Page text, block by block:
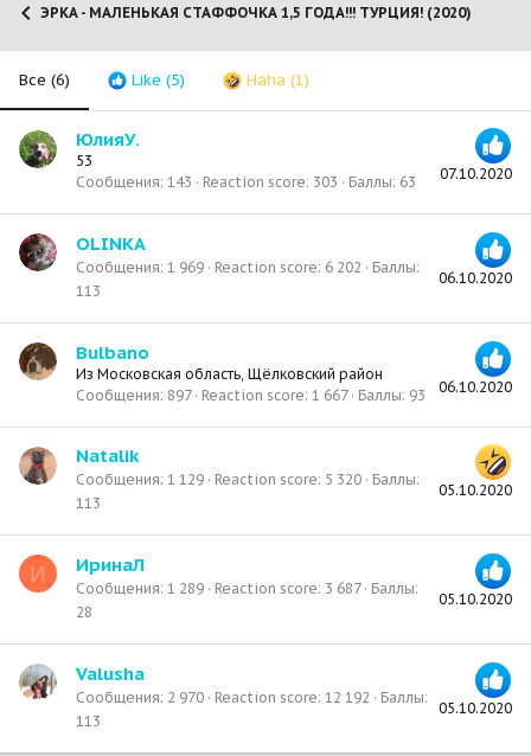
ЭРКА - МАЛЕНЬКАЯ СТАФФОЧКА 1,5 ГОДА!!! ТУРЦИЯ! (2020)
Все (6) Like (5) Haha (1)
07.10.2020
ЮлияУ.
53
Сообщения 143 Reaction score 303 Баллы 63
06.10.2020
OLINKA
Сообщения 1 969 Reaction score 6 202
Баллы
113
06.10.2020
Bulbano
Из Московская область, Щёлковский район
Сообщения 897 Reaction score 1 667 Баллы 93
05.10.2020
Natalik
Сообщения 1 129 Reaction score 5 320
Баллы
113
И
05.10.2020
ИринаЛ
Сообщения 1 289 Reaction score 3 687
Баллы
28
05.10.2020
Valusha
Сообщения 2 970 Reaction score 12 192
Баллы
113